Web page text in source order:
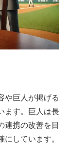
や巨人が掲げる
ます。巨人は長
連携の改善を目
しています。